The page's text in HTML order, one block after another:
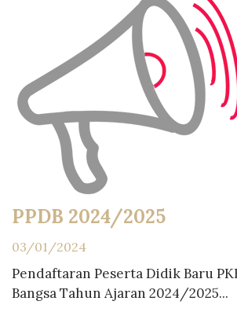
PPDB 2024/2025
03/01/2024
Pendaftaran Peserta Didik Baru
Bangsa Tahun Ajaran 2024/2025...